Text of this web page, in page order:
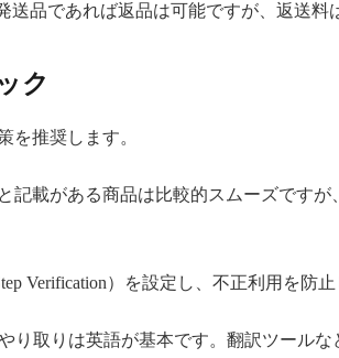
送品であれば返品は可能ですが、返送料
ク
を推奨します。
と記載がある商品は比較的スムーズで
Verification）を設定し、不正利用を防止
り取りは英語が基本です。翻訳ツール